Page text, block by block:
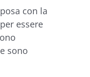
con la
essere
sono